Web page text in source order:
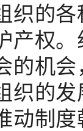
织的
产权
的机
织的
动制